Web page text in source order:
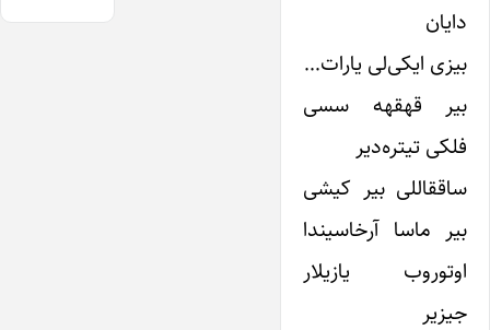
دایان
بیزی ایکی‌لی یارات…
بیر قهقهه سسی
فلکی تیتره‌دیر
ساققاللی بیر کیشی
بیر ماسا آرخاسیندا
اوتوروب یازیلار
جیزیر